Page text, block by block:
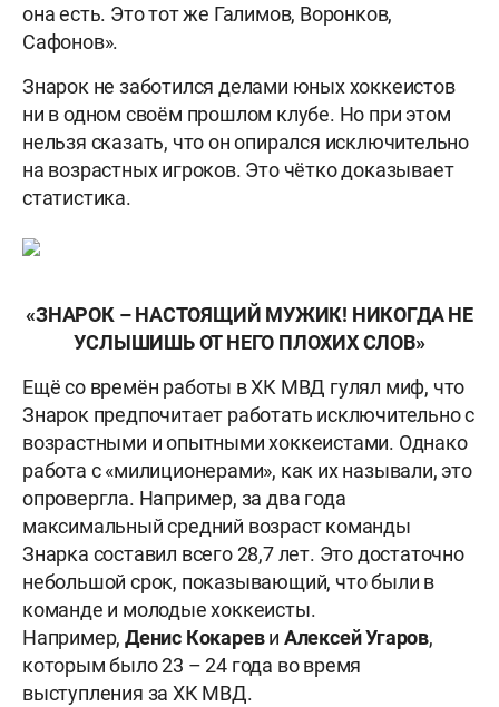
она есть. Это тот же Галимов, Воронков,
Сафонов».
Знарок не заботился делами юных хоккеистов
ни в одном своём прошлом клубе. Но при этом
нельзя сказать, что он опирался исключительно
на возрастных игроков. Это чётко доказывает
статистика.
«ЗНАРОК – НАСТОЯЩИЙ МУЖИК! НИКОГДА НЕ
УСЛЫШИШЬ ОТ НЕГО ПЛОХИХ СЛОВ»
Ещё со времён работы в ХК МВД гулял миф, что
Знарок предпочитает работать исключительно с
возрастными и опытными хоккеистами. Однако
работа с «милиционерами», как их называли, это
опровергла. Например, за два года
максимальный средний возраст команды
Знарка составил всего 28,7 лет. Это достаточно
небольшой срок, показывающий, что были в
команде и молодые хоккеисты.
Например, Денис Кокареви Алексей Угаров,
которым было 23 – 24 года во время
выступления за ХК МВД.